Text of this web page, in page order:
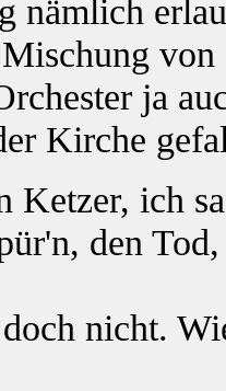
nämlich
ja
Kirche
Ketzer, ich
den
nicht.